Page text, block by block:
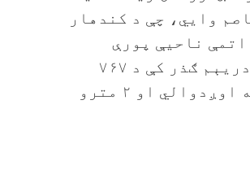
وايي، چې د کندهار
ناحیې پورې
اړوند دریېم ګذر کې د ۷۶۷
مترو په اوږدوالي او ۲ مترو